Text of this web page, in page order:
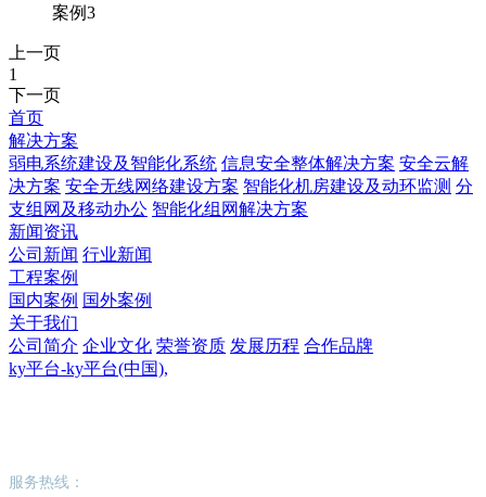
案例3
上一页
1
下一页
首页
解决方案
弱电系统建设及智能化系统 信息安全整体解决方案 安全云解
决方案 安全无线网络建设方案 智能化机房建设及动环监测 分
支组网及移动办公 智能化组网解决方案
新闻资讯
公司新闻 行业新闻
工程案例
国内案例 国外案例
关于我们
公司简介 企业文化 荣誉资质 发展历程 合作品牌
ky平台-ky平台(中国),
服务热线：